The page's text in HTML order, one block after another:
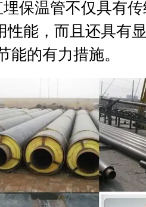
保温管不仅具有
性能，而且还具有
能的有力措施。